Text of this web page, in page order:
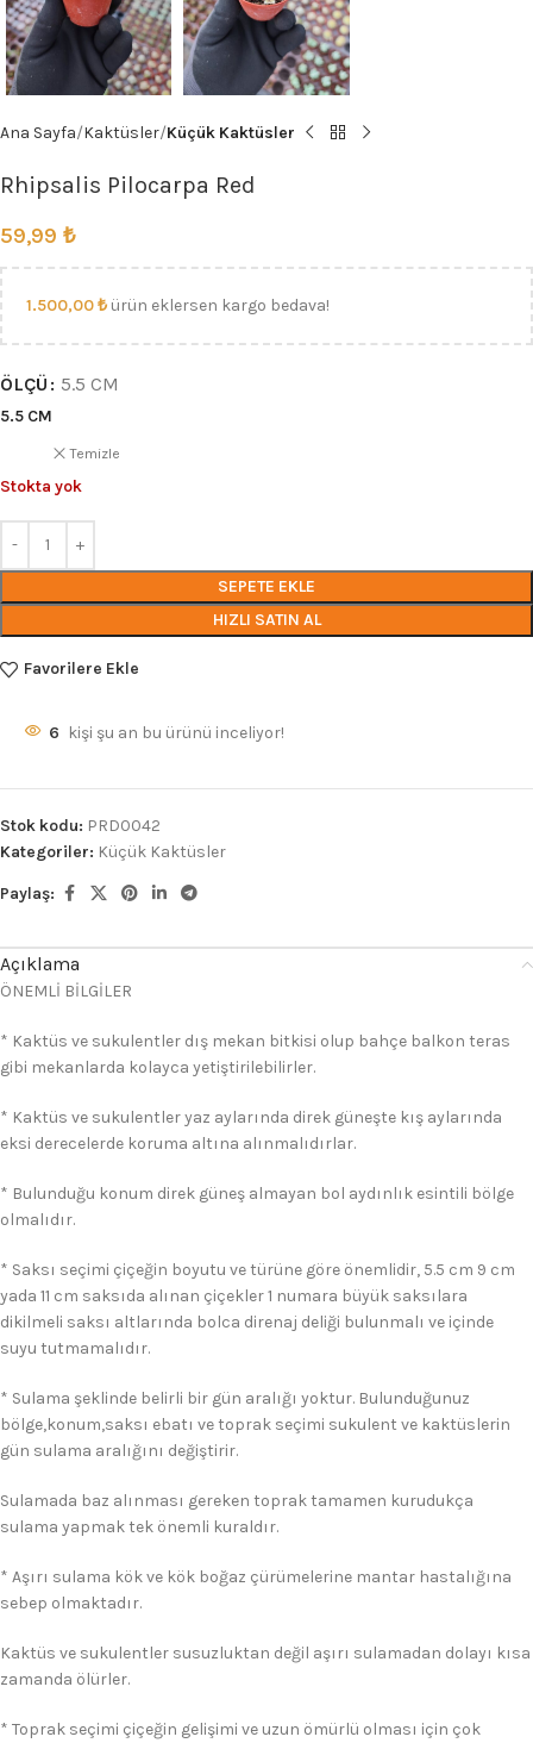
Ana Sayfa Kaktüsler Küçük Kaktüsler
Rhipsalis Pilocarpa Red
59,99 ₺
1.500,00₺ ürün eklersen kargo bedava!
ÖLÇÜ 5.5 CM
5.5 CM
Temizle
Stokta yok
SEPETE EKLE
HIZLI SATIN AL
Favorilere Ekle
6 kişi şu an bu ürünü inceliyor!
Stok kodu: PRD0042
Kategoriler: Küçük Kaktüsler
Paylaş:
Açıklama
ÖNEMLİ BİLGİLER
* Kaktüs ve sukulentler dış mekan bitkisi olup bahçe balkon teras
gibi mekanlarda kolayca yetiştirilebilirler.
* Kaktüs ve sukulentler yaz aylarında direk güneşte kış aylarında
eksi derecelerde koruma altına alınmalıdırlar.
* Bulunduğu konum direk güneş almayan bol aydınlık esintili bölge
olmalıdır.
* Saksı seçimi çiçeğin boyutu ve türüne göre önemlidir, 5.5 cm 9 cm
yada 11 cm saksıda alınan çiçekler 1 numara büyük saksılara
dikilmeli saksı altlarında bolca direnaj deliği bulunmalı ve içinde
suyu tutmamalıdır.
* Sulama şeklinde belirli bir gün aralığı yoktur. Bulunduğunuz
bölge,konum,saksı ebatı ve toprak seçimi sukulent ve kaktüslerin
gün sulama aralığını değiştirir.
Sulamada baz alınması gereken toprak tamamen kurudukça
sulama yapmak tek önemli kuraldır.
* Aşırı sulama kök ve kök boğaz çürümelerine mantar hastalığına
sebep olmaktadır.
Kaktüs ve sukulentler susuzluktan değil aşırı sulamadan dolayı kısa
zamanda ölürler.
* Toprak seçimi çiçeğin gelişimi ve uzun ömürlü olması için çok